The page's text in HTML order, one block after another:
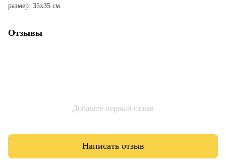
размер: 35х35 см.
Отзывы
Добавьте первый отзыв
Написать отзыв